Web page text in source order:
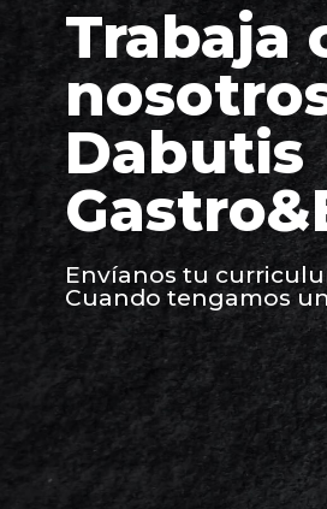
Trabaja
Dabutis
Envíanos tu
Cuando tengamos